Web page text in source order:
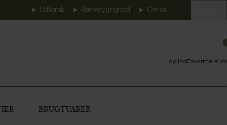
Udforsk Bæredygtighed Om os
Log indFavoritterKurv
BRUGTVARER